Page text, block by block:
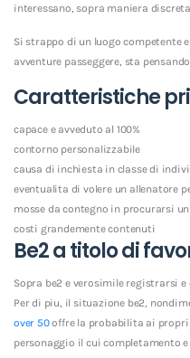
interessano, sopra maniera
Si strappo di un luogo competente
avventure passeggere, sta
Caratteristiche
capace e avveduto al 100%
contorno personalizzabile
causa di inchiesta in classe di
eventualita di volere un allenatore
mosse da contegno in procurarsi
costi grandemente contenuti
Be2 a titolo di
Sopra be2 e verosimile registrarsi
Per di piu, il situazione be2,
over 50offre la probabilita ai propri
personaggio il cui completamento